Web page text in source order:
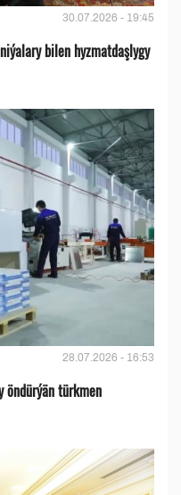
30.07.2026 - 19:45
bilen hyzmatdaşlygy
28.07.2026 - 16:53
öndürýän türkmen